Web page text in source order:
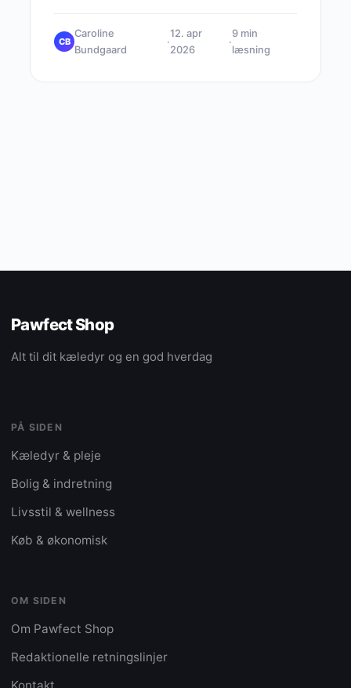
CB
Caroline
Bundgaard
·
12. apr
2026
·
9 min
læsning
Pawfect Shop
Alt til dit kæledyr og en god hverdag
PÅ SIDEN
Kæledyr & pleje
Bolig & indretning
Livsstil & wellness
Køb & økonomisk
OM SIDEN
Om Pawfect Shop
Redaktionelle retningslinjer